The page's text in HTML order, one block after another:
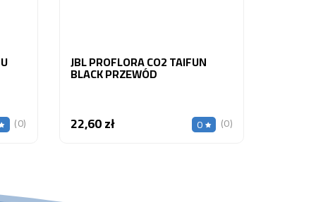
(0)
JBL PROFLORA CO2 TAIFUN
BLACK PRZEWÓD
22,60 złCena 0 (0)